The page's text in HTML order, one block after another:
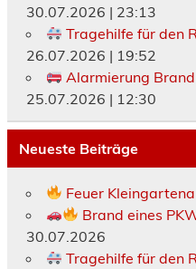
30.07.2026 | 23:13
Tragehilfe für den
26.07.2026 | 19:52
Alarmierung
25.07.2026 | 12:30
Neueste Beiträge
Feuer
Brand eines
30.07.2026
Tragehilfe für den